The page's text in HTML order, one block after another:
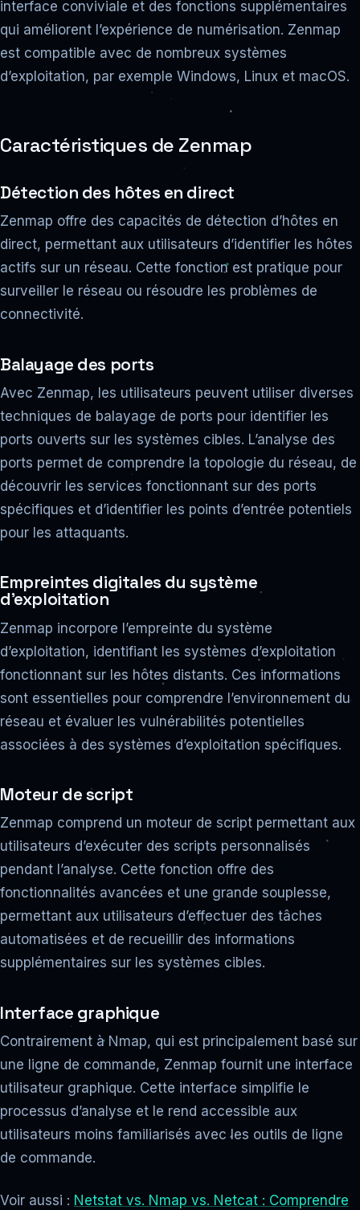
interface conviviale et des fonctions supplémentaires
qui améliorent l’expérience de numérisation. Zenmap
est compatible avec de nombreux systèmes
d’exploitation, par exemple Windows, Linux et macOS.
Caractéristiques de Zenmap
Détection des hôtes en direct
Zenmap offre des capacités de détection d’hôtes en
direct, permettant aux utilisateurs d’identifier les hôtes
actifs sur un réseau. Cette fonction est pratique pour
surveiller le réseau ou résoudre les problèmes de
connectivité.
Balayage des ports
Avec Zenmap, les utilisateurs peuvent utiliser diverses
techniques de balayage de ports pour identifier les
ports ouverts sur les systèmes cibles. L’analyse des
ports permet de comprendre la topologie du réseau, de
découvrir les services fonctionnant sur des ports
spécifiques et d’identifier les points d’entrée potentiels
pour les attaquants.
Empreintes digitales du système
d’exploitation
Zenmap incorpore l’empreinte du système
d’exploitation, identifiant les systèmes d’exploitation
fonctionnant sur les hôtes distants. Ces informations
sont essentielles pour comprendre l’environnement du
réseau et évaluer les vulnérabilités potentielles
associées à des systèmes d’exploitation spécifiques.
Moteur de script
Zenmap comprend un moteur de script permettant aux
utilisateurs d’exécuter des scripts personnalisés
pendant l’analyse. Cette fonction offre des
fonctionnalités avancées et une grande souplesse,
permettant aux utilisateurs d’effectuer des tâches
automatisées et de recueillir des informations
supplémentaires sur les systèmes cibles.
Interface graphique
Contrairement à Nmap, qui est principalement basé sur
une ligne de commande, Zenmap fournit une interface
utilisateur graphique. Cette interface simplifie le
processus d’analyse et le rend accessible aux
utilisateurs moins familiarisés avec les outils de ligne
de commande.
Voir aussi : Netstat vs. Nmap vs. Netcat : Comprendre